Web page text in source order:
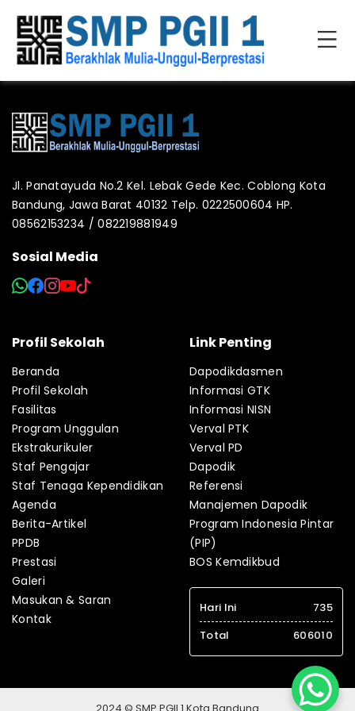
Jl. Panatayuda No.2 Kel. Lebak Gede Kec. Coblong Kota
Bandung, Jawa Barat 40132 Telp. 0222500604 HP.
08562153234 / 082219881949
Sosial Media
Profil Sekolah
Beranda
Profil Sekolah
Fasilitas
Program Unggulan
Ekstrakurikuler
Staf Pengajar
Staf Tenaga Kependidikan
Agenda
Berita-Artikel
PPDB
Prestasi
Galeri
Masukan & Saran
Kontak
Link Penting
Dapodikdasmen
Informasi GTK
Informasi NISN
Verval PTK
Verval PD
Dapodik
Referensi
Manajemen Dapodik
Program Indonesia Pintar
(PIP)
BOS Kemdikbud
Hari Ini
735
Total
606010